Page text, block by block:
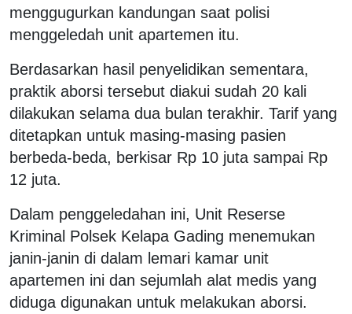
menggugurkan kandungan saat polisi
menggeledah unit apartemen itu.
Berdasarkan hasil penyelidikan sementara,
praktik aborsi tersebut diakui sudah 20 kali
dilakukan selama dua bulan terakhir. Tarif yang
ditetapkan untuk masing-masing pasien
berbeda-beda, berkisar Rp 10 juta sampai Rp
12 juta.
Dalam penggeledahan ini, Unit Reserse
Kriminal Polsek Kelapa Gading menemukan
janin-janin di dalam lemari kamar unit
apartemen ini dan sejumlah alat medis yang
diduga digunakan untuk melakukan aborsi.